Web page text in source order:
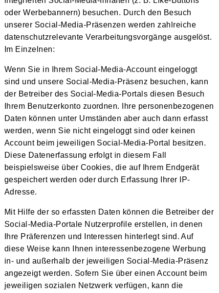
oder Werbebannern) besuchen. Durch den Besuch
unserer Social-Media-Präsenzen werden zahlreiche
datenschutzrelevante Verarbeitungsvorgänge ausgelöst.
Im Einzelnen:
Wenn Sie in Ihrem Social-Media-Account eingeloggt
sind und unsere Social-Media-Präsenz besuchen, kann
der Betreiber des Social-Media-Portals diesen Besuch
Ihrem Benutzerkonto zuordnen. Ihre personenbezogenen
Daten können unter Umständen aber auch dann erfasst
werden, wenn Sie nicht eingeloggt sind oder keinen
Account beim jeweiligen Social-Media-Portal besitzen.
Diese Datenerfassung erfolgt in diesem Fall
beispielsweise über Cookies, die auf Ihrem Endgerät
gespeichert werden oder durch Erfassung Ihrer IP-
Adresse.
Mit Hilfe der so erfassten Daten können die Betreiber der
Social-Media-Portale Nutzerprofile erstellen, in denen
Ihre Präferenzen und Interessen hinterlegt sind. Auf
diese Weise kann Ihnen interessenbezogene Werbung
in- und außerhalb der jeweiligen Social-Media-Präsenz
angezeigt werden. Sofern Sie über einen Account beim
jeweiligen sozialen Netzwerk verfügen, kann die